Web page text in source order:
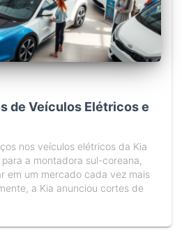
de Veículos Elétricos e
nos veículos elétricos da Kia
a montadora sul-coreana,
em um mercado cada vez mais
a Kia anunciou cortes de